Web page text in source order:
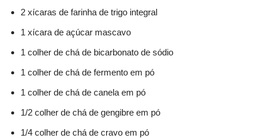
2 xícaras de farinha de trigo integral
1 xícara de açúcar mascavo
1 colher de chá de bicarbonato de sódio
1 colher de chá de fermento em pó
1 colher de chá de canela em pó
1/2 colher de chá de gengibre em pó
1/4 colher de chá de cravo em pó